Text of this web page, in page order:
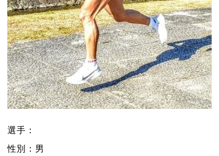
選手：
性別：男